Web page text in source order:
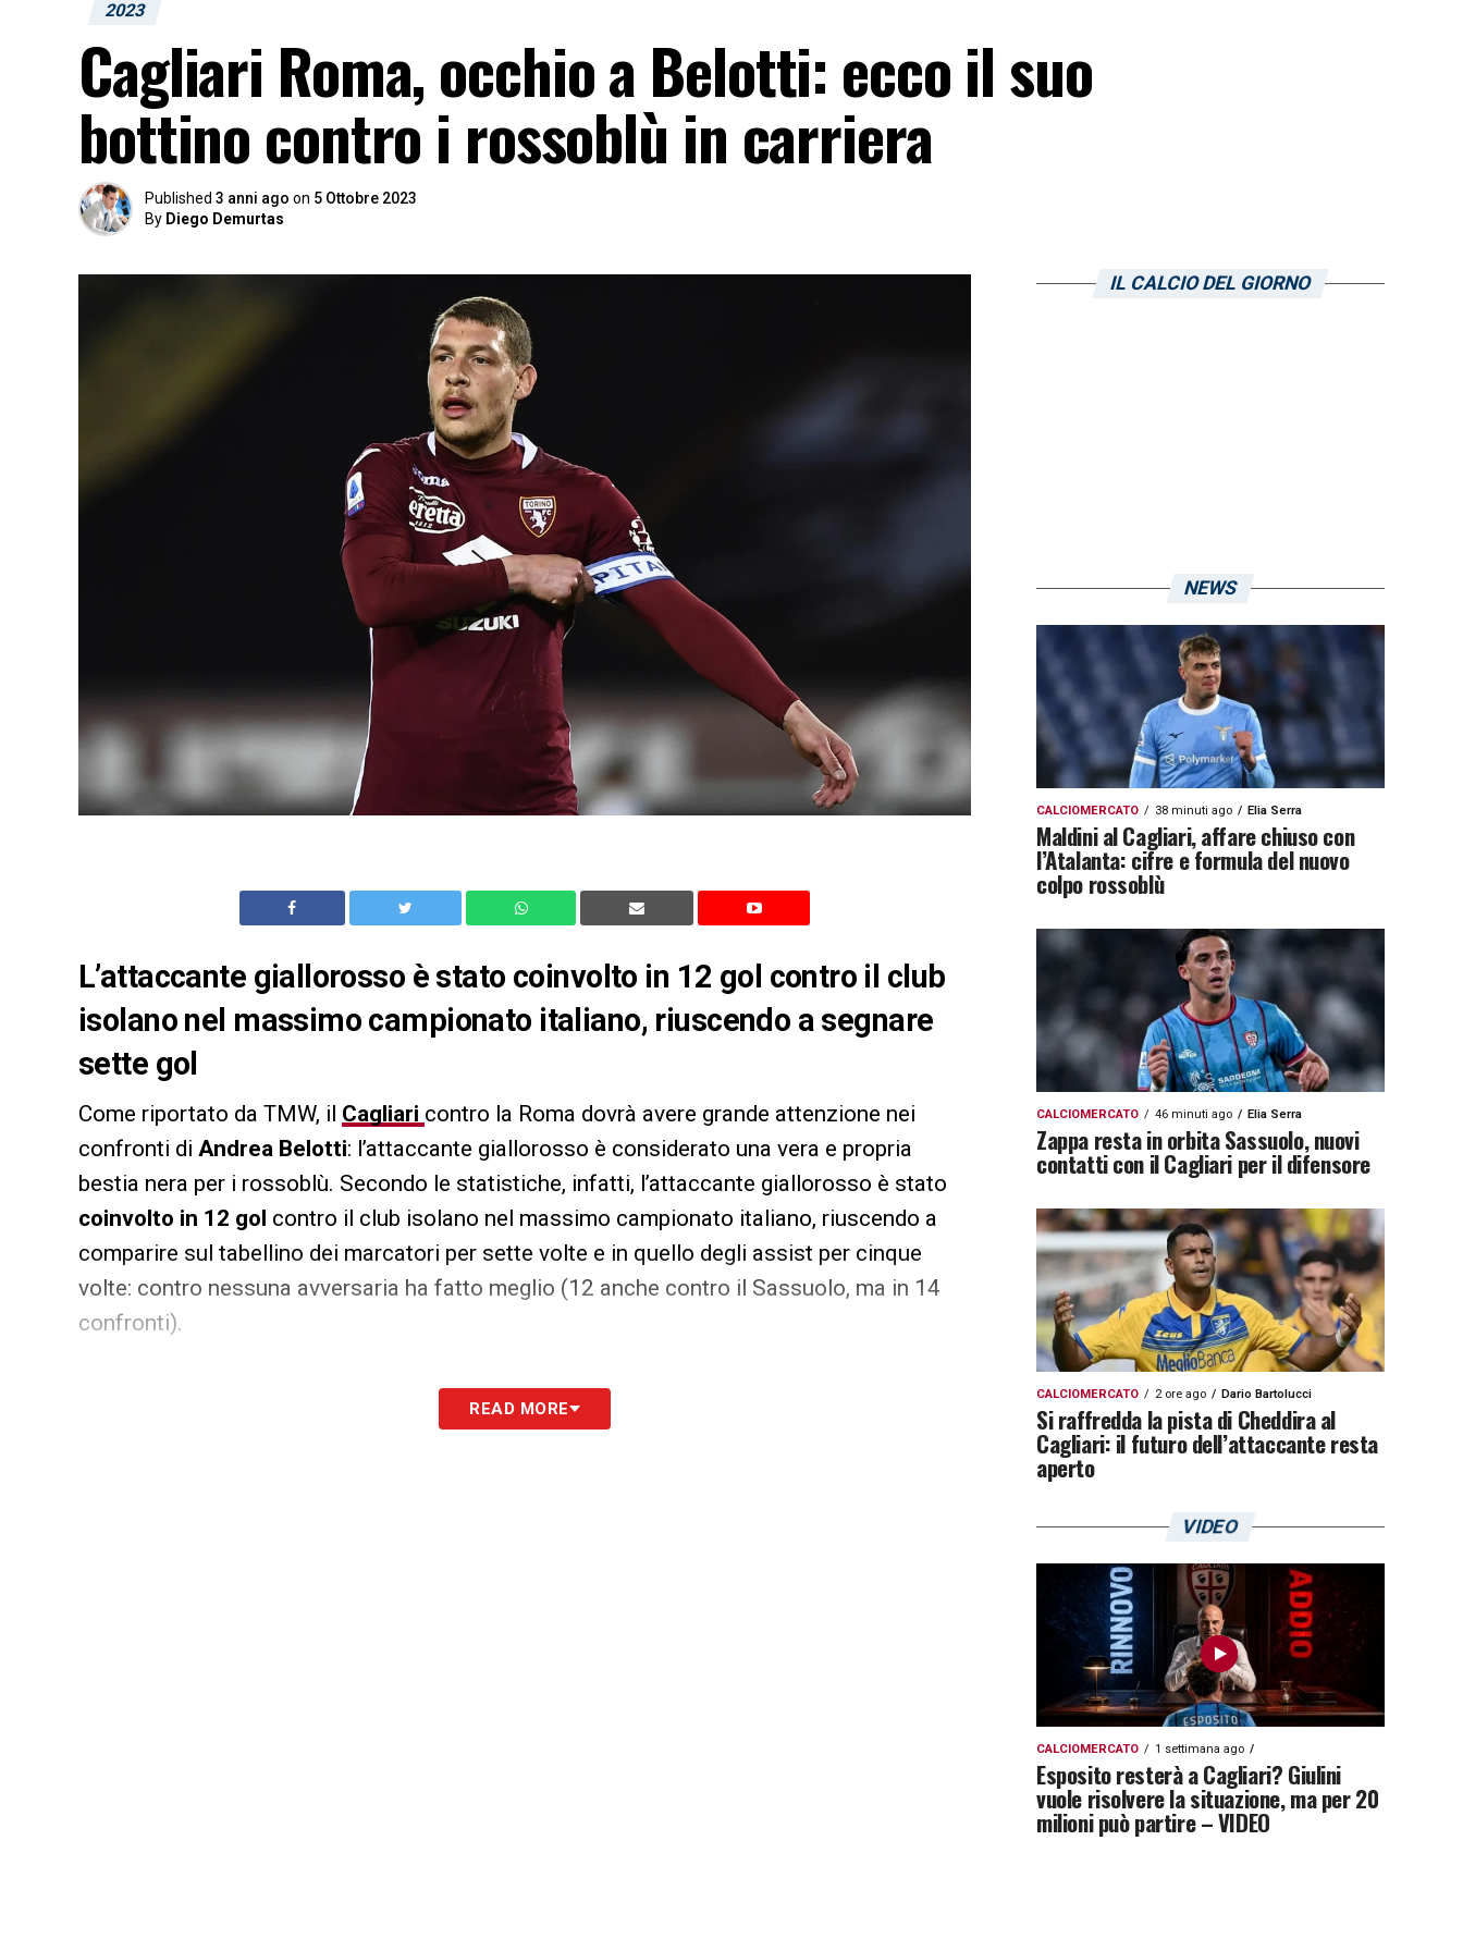
2023
Cagliari Roma, occhio a Belotti: ecco il suo
bottino contro i rossoblù in carriera
Published 3 anni ago on 5 Ottobre 2023
By Diego Demurtas
L’attaccante giallorosso è stato coinvolto in 12 gol contro il club
isolano nel massimo campionato italiano, riuscendo a segnare
sette gol
Come riportato da TMW, il Cagliari contro la Roma dovrà avere grande attenzione nei
confronti di Andrea Belotti: l’attaccante giallorosso è considerato una vera e propria
bestia nera per i rossoblù. Secondo le statistiche, infatti, l’attaccante giallorosso è stato
coinvolto in 12 gol contro il club isolano nel massimo campionato italiano, riuscendo a
comparire sul tabellino dei marcatori per sette volte e in quello degli assist per cinque
volte: contro nessuna avversaria ha fatto meglio (12 anche contro il Sassuolo, ma in 14
confronti).
LA PLAYLIST DELLE NOSTRE TOP NEWS
READ MORE
IL CALCIO DEL GIORNO
NEWS
CALCIOMERCATO 38 minuti ago Elia Serra
Maldini al Cagliari, affare chiuso con
l’Atalanta: cifre e formula del nuovo
colpo rossoblù
CALCIOMERCATO 46 minuti ago Elia Serra
Zappa resta in orbita Sassuolo, nuovi
contatti con il Cagliari per il difensore
CALCIOMERCATO 2 ore ago Dario Bartolucci
Si raffredda la pista di Cheddira al
Cagliari: il futuro dell’attaccante resta
aperto
VIDEO
CALCIOMERCATO 1 settimana ago
Esposito resterà a Cagliari? Giulini
vuole risolvere la situazione, ma per 20
milioni può partire – VIDEO